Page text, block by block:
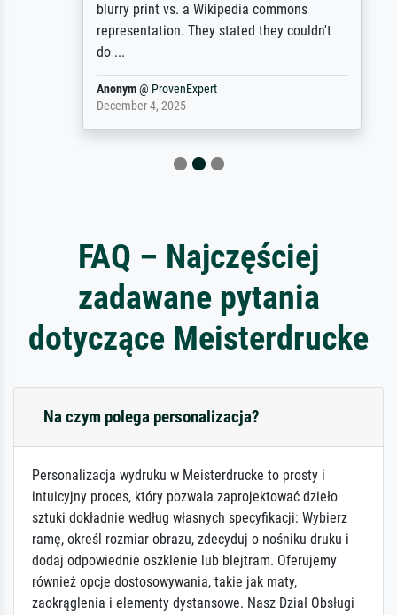
blurry print vs. a Wikipedia commons
representation. They stated they couldn't
do ...
Anonym@ProvenExpert
December 4, 2025
FAQ – Najczęściej
zadawane pytania
dotyczące Meisterdrucke
Na czym polega personalizacja?
Personalizacja wydruku w Meisterdrucke to prosty i
intuicyjny proces, który pozwala zaprojektować dzieło
sztuki dokładnie według własnych specyfikacji: Wybierz
ramę, określ rozmiar obrazu, zdecyduj o nośniku druku i
dodaj odpowiednie oszklenie lub blejtram. Oferujemy
również opcje dostosowywania, takie jak maty,
zaokrąglenia i elementy dystansowe. Nasz Dział Obsługi